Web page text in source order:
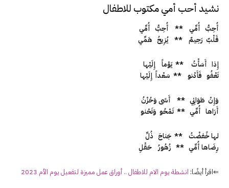
نشيد أحب أمي مكتوب للاطفال
أُحِبُّ أُمِّي ** أُحِبُّ أُمِّي
قَلْبٌ رَحِيمٌ ** يُزِيحُ هَمِّي
إِذا أَسَأْتُ ** يَوْماً إِلَيْها
تَعْفُو فَأَدْنو ** سَعْداً إِلَيْها
وَإِنْ طَوَانِي ** أَسًى وَحُزْنُ
أَرَاها أُمِّي ** تَمْحُو وَتَحْنو
لها خََفضْتُ ** جَناحَ ذُلِّ
رِضَاها أُمِّي ** زُهُورُ حَقْلِ
⇐اقرأ أيضًا: انشطة يوم الام للاطفال .. أوراق عمل مميزة لتفعيل يوم الأم 2023